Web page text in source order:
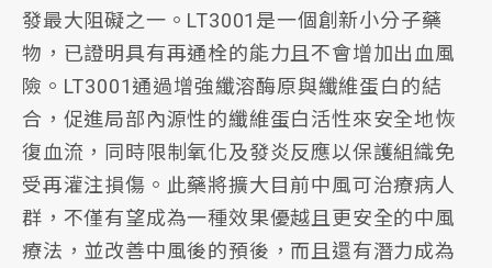
發最大阻礙之一。LT3001是一個創新小分子藥
物，已證明具有再通栓的能力且不會增加出血風
險。LT3001通過增強纖溶酶原與纖維蛋白的結
合，促進局部內源性的纖維蛋白活性來安全地恢
復血流，同時限制氧化及發炎反應以保護組織免
受再灌注損傷。此藥將擴大目前中風可治療病人
群，不僅有望成為一種效果優越且更安全的中風
療法，並改善中風後的預後，而且還有潛力成為